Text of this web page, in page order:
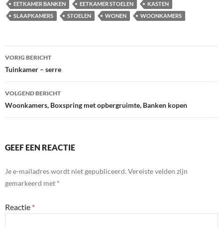
EETKAMER BANKEN
EETKAMER STOELEN
KASTEN
SLAAPKAMERS
STOELEN WONEN WOONKAMERS
Bericht
navigatie
VORIG BERICHT
Tuinkamer – serre
VOLGEND BERICHT
Woonkamers, Boxspring met opbergruimte, Banken kopen
GEEF EEN REACTIE
Je e-mailadres wordt niet gepubliceerd. Vereiste velden zijn
gemarkeerd met *
Reactie *